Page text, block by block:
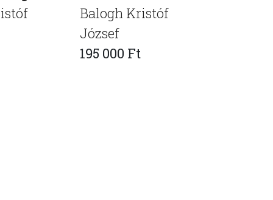
Balogh Kristóf
József
195 000 Ft